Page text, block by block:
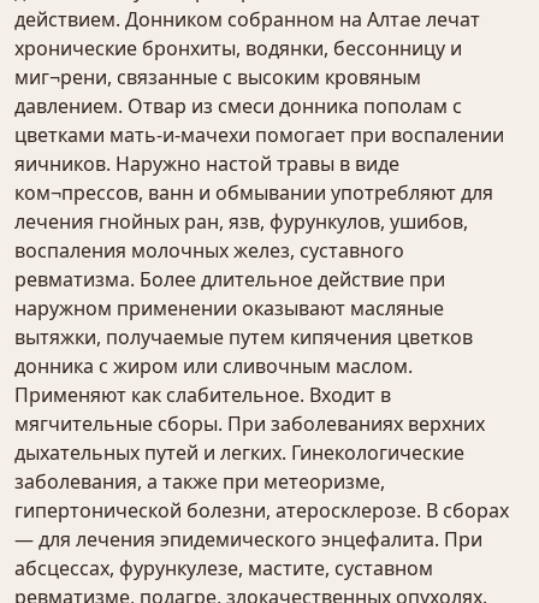
действием. Донником собранном на Алтае лечат
хронические бронхиты, водянки, бессонницу и
миг¬рени, связанные с высоким кровяным
давлением. Отвар из смеси донника пополам с
цветками мать-и-мачехи помогает при воспалении
яичников. Наружно настой травы в виде
ком¬прессов, ванн и обмывании употребляют для
лечения гнойных ран, язв, фурункулов, ушибов,
воспаления молочных желез, суставного
ревматизма. Более длительное действие при
наружном применении оказывают масляные
вытяжки, получаемые путем кипячения цветков
донника с жиром или сливочным маслом.
Применяют как слабительное. Входит в
мягчительные сборы. При заболеваниях верхних
дыхательных путей и легких. Гинекологические
заболевания, а также при метеоризме,
гипертонической болезни, атеросклерозе. В сборах
— для лечения эпидемического энцефалита. При
абсцессах, фурункулезе, мастите, суставном
ревматизме, подагре, злокачественных опухолях.